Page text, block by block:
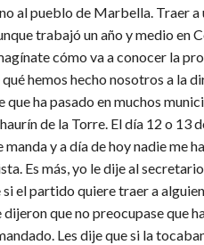
al pueblo de Marbella. Traer a
trabajó un año y medio en
cómo va a conocer la
hemos hecho nosotros a la
que ha pasado en muchos
de la Torre. El día 12 o 13
manda y a día de hoy nadie me
Es más, yo le dije al
si el partido quiere traer a
dijeron que no preocupase que
Les dije que si la